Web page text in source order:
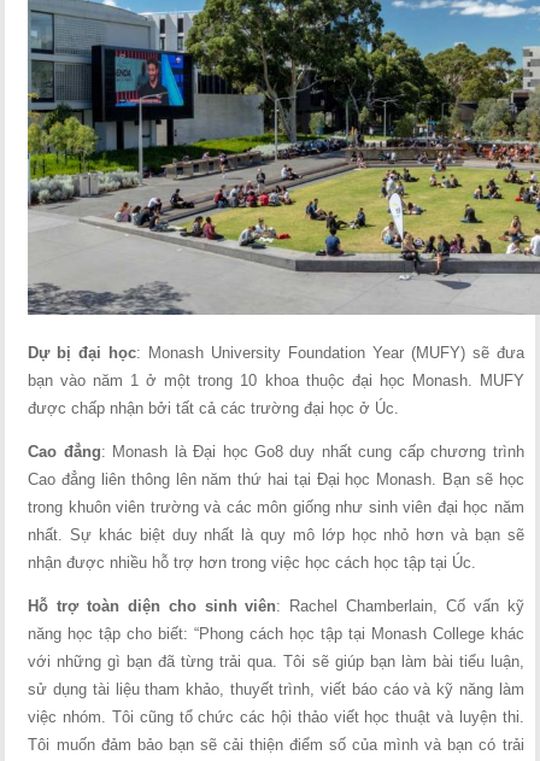
Dự bị đại học: Monash University Foundation Year (MUFY) sẽ đưa
bạn vào năm 1 ở một trong 10 khoa thuộc đại học Monash. MUFY
được chấp nhận bởi tất cả các trường đại học ở Úc.
Cao đẳng: Monash là Đại học Go8 duy nhất cung cấp chương trình
Cao đẳng liên thông lên năm thứ hai tại Đại học Monash. Bạn sẽ học
trong khuôn viên trường và các môn giống như sinh viên đại học năm
nhất. Sự khác biệt duy nhất là quy mô lớp học nhỏ hơn và bạn sẽ
nhận được nhiều hỗ trợ hơn trong việc học cách học tập tại Úc.
Hỗ trợ toàn diện cho sinh viên: Rachel Chamberlain, Cố vấn kỹ
năng học tập cho biết: “Phong cách học tập tại Monash College khác
với những gì bạn đã từng trải qua. Tôi sẽ giúp bạn làm bài tiểu luận,
sử dụng tài liệu tham khảo, thuyết trình, viết báo cáo và kỹ năng làm
việc nhóm. Tôi cũng tổ chức các hội thảo viết học thuật và luyện thi.
Tôi muốn đảm bảo bạn sẽ cải thiện điểm số của mình và bạn có trải